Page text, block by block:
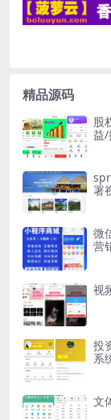
精品源码
股
益/
署
微
营
视
投
系
文